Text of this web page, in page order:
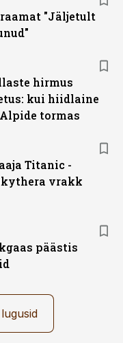
"Jäljetult
hirmus
kui hiidlaine
tormas
Titanic -
vrakk
päästis